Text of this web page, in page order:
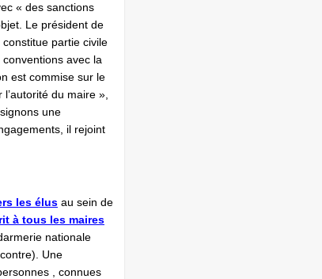
« des sanctions
Le président de
constitue partie civile
avec la
est commise sur le
du maire »,
une
il rejoint
les élus au sein de
à tous les maires
nationale
Une
, connues